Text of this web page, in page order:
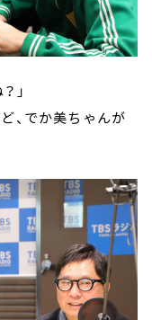
」
、でか美ちゃんが